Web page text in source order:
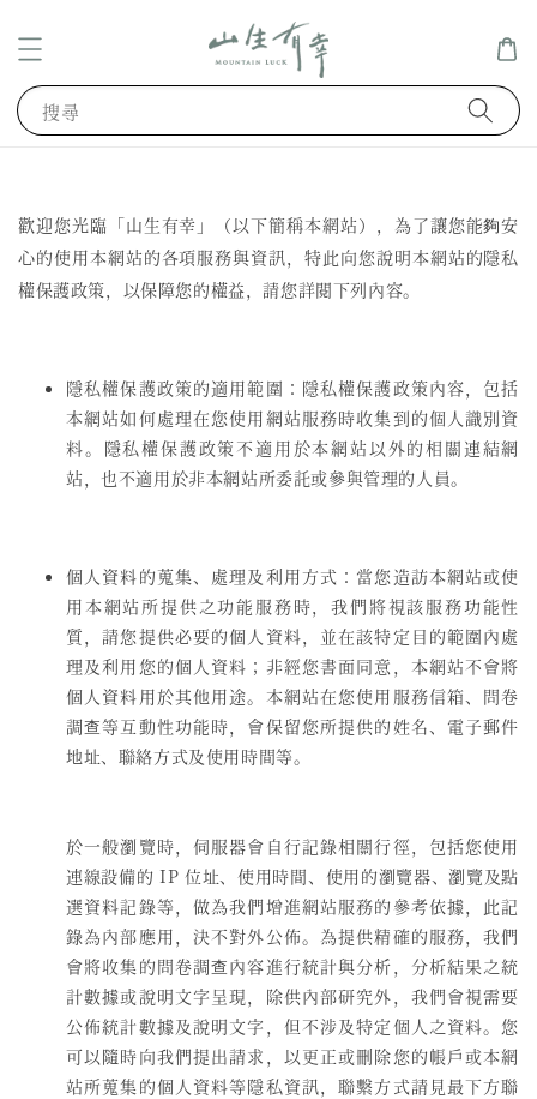
搜尋
歡迎您光臨「山生有幸」（以下簡稱本網站），為了讓您能夠安
心的使用本網站的各項服務與資訊，特此向您說明本網站的隱私
權保護政策，以保障您的權益，請您詳閱下列內容。
隱私權保護政策的適用範圍：隱私權保護政策內容，包括
本網站如何處理在您使用網站服務時收集到的個人識別資
料。隱私權保護政策不適用於本網站以外的相關連結網
站，也不適用於非本網站所委託或參與管理的人員。
個人資料的蒐集、處理及利用方式：當您造訪本網站或使
用本網站所提供之功能服務時，我們將視該服務功能性
質，請您提供必要的個人資料，並在該特定目的範圍內處
理及利用您的個人資料；非經您書面同意，本網站不會將
個人資料用於其他用途。本網站在您使用服務信箱、問卷
調查等互動性功能時，會保留您所提供的姓名、電子郵件
地址、聯絡方式及使用時間等。
於一般瀏覽時，伺服器會自行記錄相關行徑，包括您使用
連線設備的 IP 位址、使用時間、使用的瀏覽器、瀏覽及點
選資料記錄等，做為我們增進網站服務的參考依據，此記
錄為內部應用，決不對外公佈。為提供精確的服務，我們
會將收集的問卷調查內容進行統計與分析，分析結果之統
計數據或說明文字呈現，除供內部研究外，我們會視需要
公佈統計數據及說明文字，但不涉及特定個人之資料。您
可以隨時向我們提出請求，以更正或刪除您的帳戶或本網
站所蒐集的個人資料等隱私資訊，聯繫方式請見最下方聯